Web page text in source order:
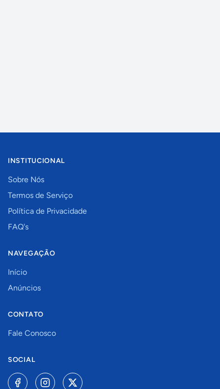
INSTITUCIONAL
Sobre Nós
Termos de Serviço
Política de Privacidade
FAQ's
NAVEGAÇÃO
Início
Anúncios
CONTATO
Fale Conosco
SOCIAL